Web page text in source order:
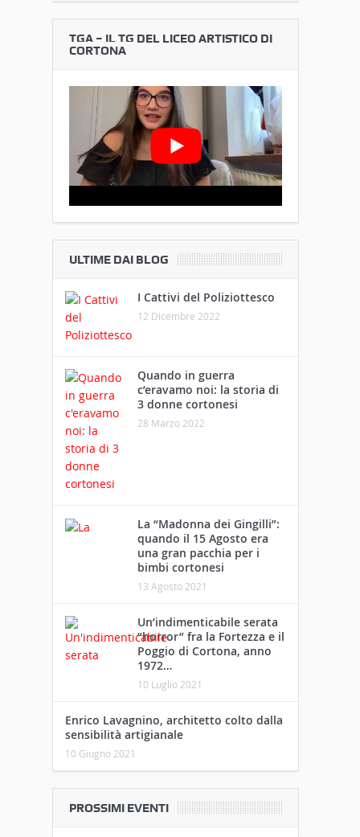
TGA – IL TG DEL LICEO ARTISTICO DI
CORTONA
ULTIME DAI BLOG
I Cattivi del Poliziottesco
12 Dicembre 2022
Quando in guerra
c’eravamo noi: la storia di
3 donne cortonesi
28 Marzo 2022
La “Madonna dei Gingilli”:
quando il 15 Agosto era
una gran pacchia per i
bimbi cortonesi
13 Agosto 2021
Un’indimenticabile serata
“horror” fra la Fortezza e il
Poggio di Cortona, anno
1972…
10 Luglio 2021
Enrico Lavagnino, architetto colto dalla
sensibilità artigianale
10 Giugno 2021
PROSSIMI EVENTI